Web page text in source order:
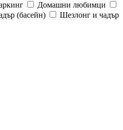
Домашни любимци
(басейн)
Шезлонг и чадър